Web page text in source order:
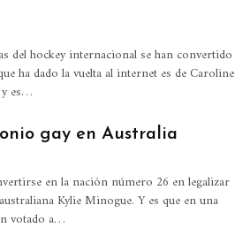
del hockey internacional se han convertido
ha dado la vuelta al internet es de Caroline
es…
gay en Australia
en la nación número 26 en legalizar
Kylie Minogue. Y es que en una
votado a…